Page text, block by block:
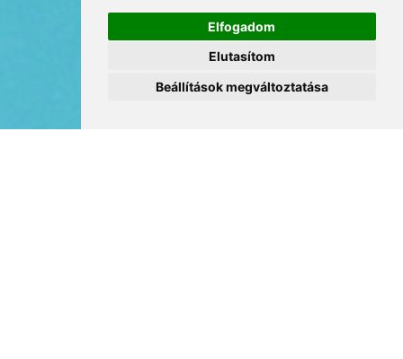
Elfogadom
Elutasítom
Beállítások megváltoztatása